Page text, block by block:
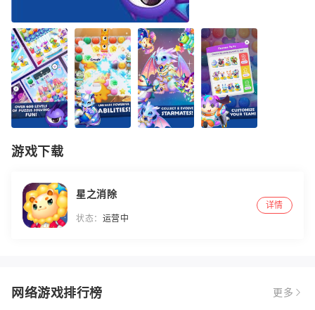
游戏下载
星之消除
状态： 运营中
详情
网络游戏排行榜 更多